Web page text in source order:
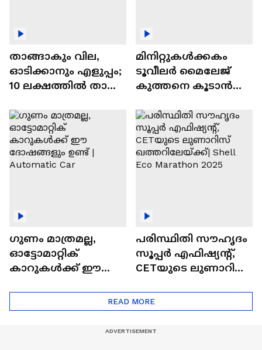
താങ്ങാകും വില,
ഓടിക്കാനും എളുപ്പം;
10 ലക്ഷത്തിൽ താഴെ
ഓട്ടോമാറ്റിക്ക്
എസ്‍യുവികൾ
മിനിറ്റുകൾക്കകം
ടൂവീലർ മൈലേജ്
കുത്തനെ കൂടാൻ
ഗുണം മാത്രമല്ല,
ഓട്ടോമാറ്റിക്
കാറുകൾക്ക് ഈ
പരിസ്ഥിതി സൗഹൃദം
സൂപ്പർ എഫിഷ്യന്റ്,
CETയുടെ ലുണാറിസ്
Eco Marathon 2025
READ MORE